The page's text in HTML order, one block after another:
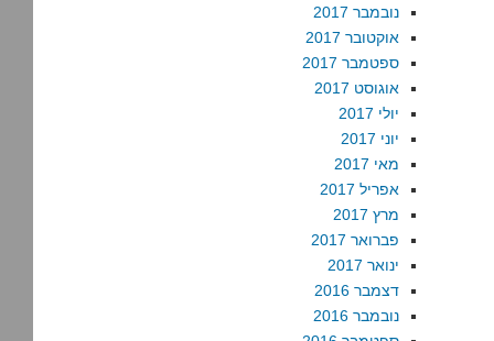
נובמבר 2017
אוקטובר 2017
ספטמבר 2017
אוגוסט 2017
יולי 2017
יוני 2017
מאי 2017
אפריל 2017
מרץ 2017
פברואר 2017
ינואר 2017
דצמבר 2016
נובמבר 2016